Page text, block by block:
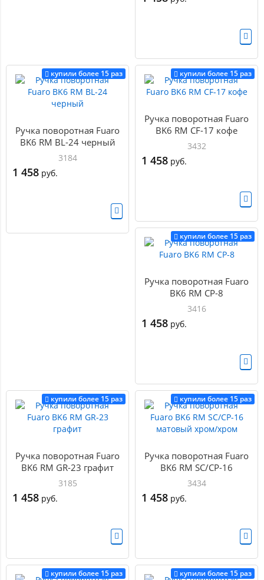
купили более 15 раз
Ручка поворотная Fuaro
BK6 RM BL-24 черный
3184
1 458 руб.
купили более 15 раз
Ручка поворотная Fuaro
BK6 RM CF-17 кофе
3432
1 458 руб.
купили более 15 раз
Ручка поворотная Fuaro
BK6 RM CP-8
3416
1 458 руб.
купили более 15 раз
Ручка поворотная Fuaro
BK6 RM GR-23 графит
3185
1 458 руб.
купили более 15 раз
Ручка поворотная Fuaro
BK6 RM SC/CP-16
матовый хром/хром
3434
1 458 руб.
купили более 15 раз купили более 15 раз